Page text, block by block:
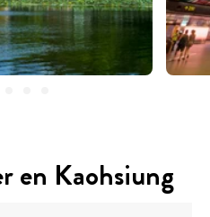
en Kaohsiung